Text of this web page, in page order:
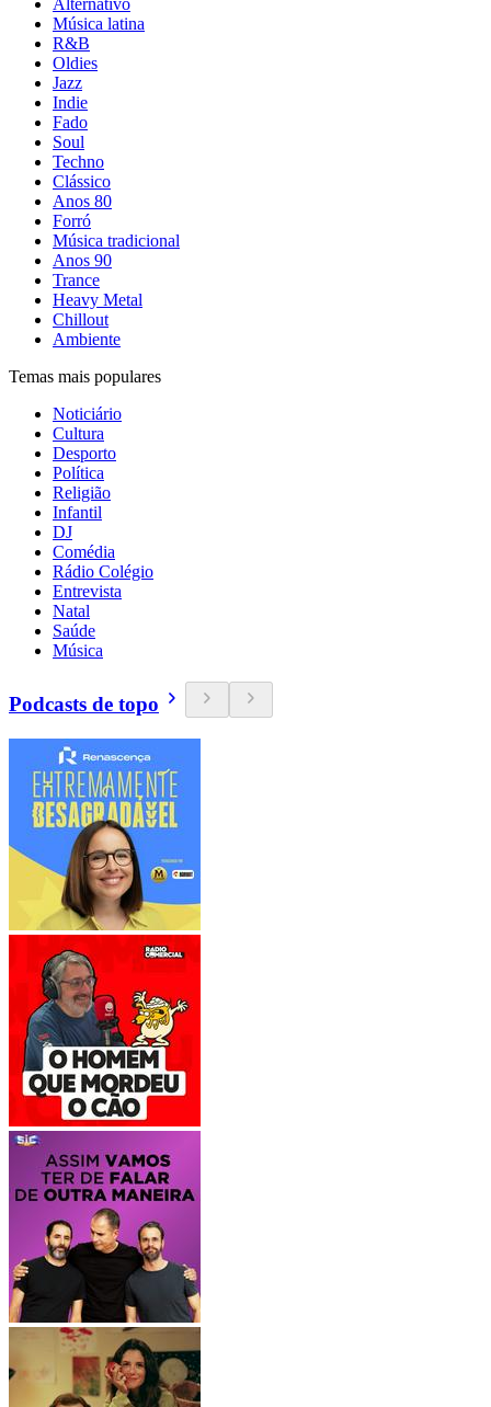
Alternativo
Música latina
R&B
Oldies
Jazz
Indie
Fado
Soul
Techno
Clássico
Anos 80
Forró
Música tradicional
Anos 90
Trance
Heavy Metal
Chillout
Ambiente
Temas mais populares
Noticiário
Cultura
Desporto
Política
Religião
Infantil
DJ
Comédia
Rádio Colégio
Entrevista
Natal
Saúde
Música
Podcasts de topo